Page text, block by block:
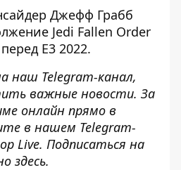
Джефф Грабб
Jedi Fallen Order
E3 2022.
наш Telegram-канал,
важные новости. За
онлайн прямо в
в нашем Telegram-
Live. Подписаться на
здесь.